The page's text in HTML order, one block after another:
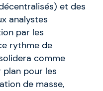
et des
analystes
par les
rythme de
comme
plan pour les
de masse,